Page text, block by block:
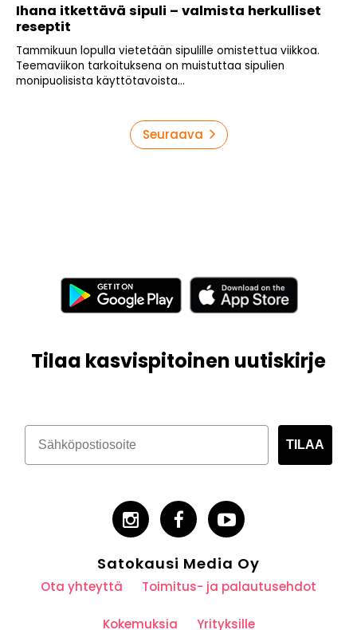
Ihana itkettävä sipuli – valmista herkulliset
reseptit
Tammikuun lopulla vietetään sipulille omistettua viikkoa.
Teemaviikon tarkoituksena on muistuttaa sipulien
monipuolisista käyttötavoista...
Seuraava
Tilaa kasvispitoinen uutiskirje
TILAA
Satokausi Media Oy
Ota yhteyttä Toimitus- ja palautusehdot
Kokemuksia Yrityksille